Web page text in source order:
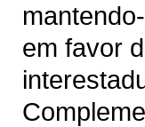
em favor